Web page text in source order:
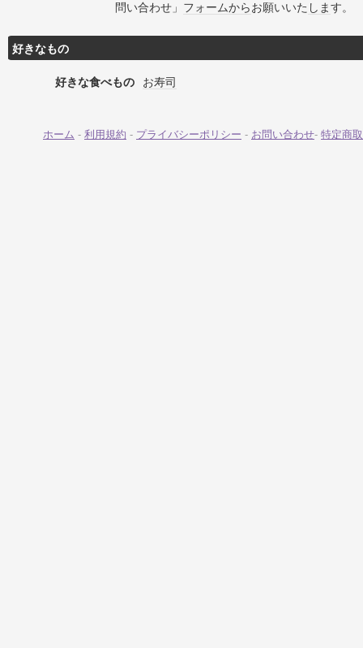
問い合わせ」 フォームからお願いいた します。
好きなもの
好きな食べもの お寿司
ホーム - 利用規約 - プライバシーポリシー - お問い合わせ- 特定商